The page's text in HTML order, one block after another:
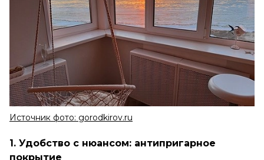
Источник фото: gorodkirov.ru
1. Удобство с нюансом: антипригарное
покрытие